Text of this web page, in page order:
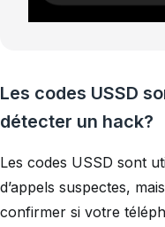
Les codes USSD
détecter un hack?
Les codes USSD sont
d’appels suspectes,
confirmer si votre